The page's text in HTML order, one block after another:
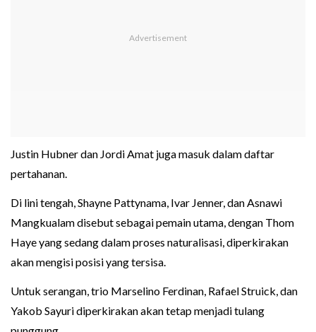
Justin Hubner dan Jordi Amat juga masuk dalam daftar
pertahanan.
Di lini tengah, Shayne Pattynama, Ivar Jenner, dan Asnawi
Mangkualam disebut sebagai pemain utama, dengan Thom
Haye yang sedang dalam proses naturalisasi, diperkirakan
akan mengisi posisi yang tersisa.
Untuk serangan, trio Marselino Ferdinan, Rafael Struick, dan
Yakob Sayuri diperkirakan akan tetap menjadi tulang